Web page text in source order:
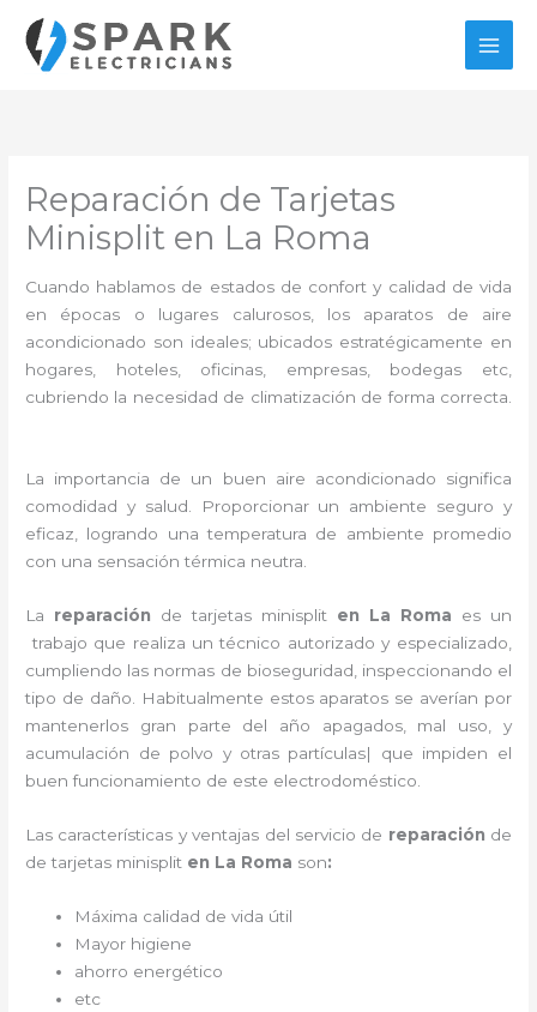
contenido
Reparación de Tarjetas
Minisplit en La Roma
Cuando hablamos de estados de confort y calidad de vida
en épocas o lugares calurosos, los aparatos de aire
acondicionado son ideales; ubicados estratégicamente en
hogares, hoteles, oficinas, empresas, bodegas etc,
cubriendo la necesidad de climatización de forma correcta.
La importancia de un buen aire acondicionado significa
comodidad y salud. Proporcionar un ambiente seguro y
eficaz, logrando una temperatura de ambiente promedio
con una sensación térmica neutra.
La reparación de tarjetas minisplit en La Roma
es un
trabajo que realiza un técnico autorizado y especializado,
cumpliendo las normas de bioseguridad, inspeccionando el
tipo de daño. Habitualmente estos aparatos se averían por
mantenerlos gran parte del año apagados, mal uso, y
acumulación de polvo y otras partículas| que impiden el
buen funcionamiento de este electrodoméstico.
Las características y ventajas del servicio de reparación de
de tarjetas minisplit en La Roma son:
Máxima calidad de vida útil
Mayor higiene
ahorro energético
etc